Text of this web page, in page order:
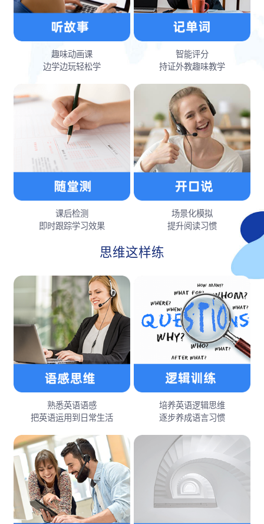
趣味动画课
边学边玩轻松学
智能评分
持证外教趣味教学
课后检测
即时跟踪学习效果
场景化模拟
提升阅读习惯
思维这样练
熟悉英语语感
把英语运用到日常生活
培养英语逻辑思维
逐步养成语言习惯